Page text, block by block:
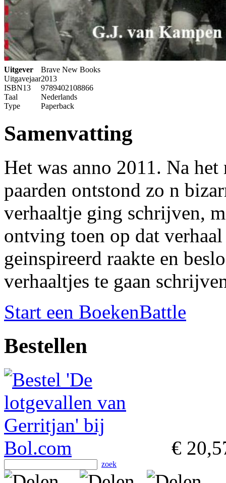
Uitgever
Brave New Books
Uitgavejaar2013
ISBN13
9789402108866
Taal
Nederlands
Type
Paperback
Samenvatting
Het was anno 2011. Na
paarden ontstond zo n
verhaaltje ging schrijven,
ontving toen op dat
geinspireerd raakte en
verhaaltjes te gaan
Start een BoekenBattle
Bestellen
€
zoek